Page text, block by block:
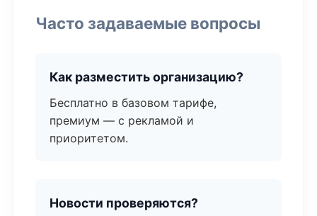
Часто задаваемые вопросы
Как разместить организацию?
Бесплатно в базовом тарифе,
премиум — с рекламой и
приоритетом.
Новости проверяются?